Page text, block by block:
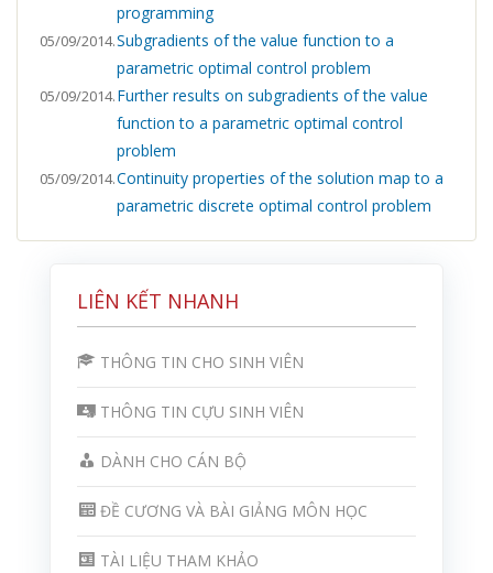
LIÊN KẾT NHANH
THÔNG TIN CHO SINH VIÊN
THÔNG TIN CỰU SINH VIÊN
DÀNH CHO CÁN BỘ
ĐỀ CƯƠNG VÀ BÀI GIẢNG MÔN HỌC
TÀI LIỆU THAM KHẢO
programming
05/09/2014.Subgradients of the value function to a
parametric optimal control problem
05/09/2014.Further results on subgradients of the value
function to a parametric optimal control
problem
05/09/2014.Continuity properties of the solution map to a
parametric discrete optimal control problem